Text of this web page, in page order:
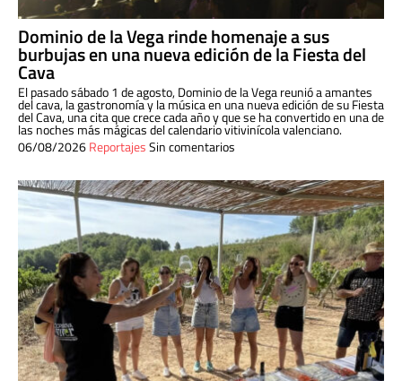
Dominio de la Vega rinde homenaje a sus
burbujas en una nueva edición de la Fiesta del
Cava
El pasado sábado 1 de agosto, Dominio de la Vega reunió a amantes
del cava, la gastronomía y la música en una nueva edición de su Fiesta
del Cava, una cita que crece cada año y que se ha convertido en una de
las noches más mágicas del calendario vitivinícola valenciano.
06/08/2026ReportajesSin comentarios